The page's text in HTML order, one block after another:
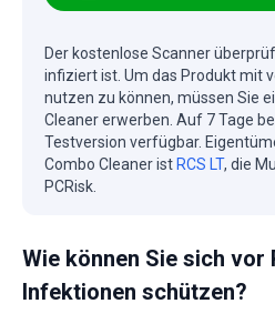
Der kostenlose Scanner
infiziert ist. Um das Produkt mit
nutzen zu können, müssen Sie
Cleaner erwerben. Auf 7 Tage
Testversion verfügbar.
Combo Cleaner ist RCS LT, die
PCRisk.
Wie können Sie sich vor
Infektionen schützen?